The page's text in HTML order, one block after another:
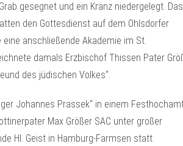
gesegnet und ein Kranz niedergelegt. Das
den Gottesdienst auf dem Ohlsdorfer
anschließende Akademie im St.
damals Erzbischof Thissen Pater
des jüdischen Volkes“.
Johannes Prassek“ in einem
Max Größer SAC unter großer
Hl. Geist in Hamburg-Farmsen statt.